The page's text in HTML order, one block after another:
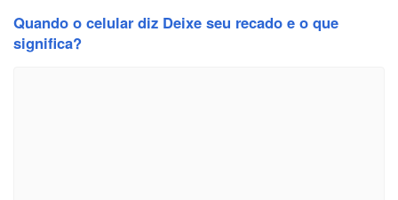
Quando o celular diz Deixe seu recado e o que
significa?